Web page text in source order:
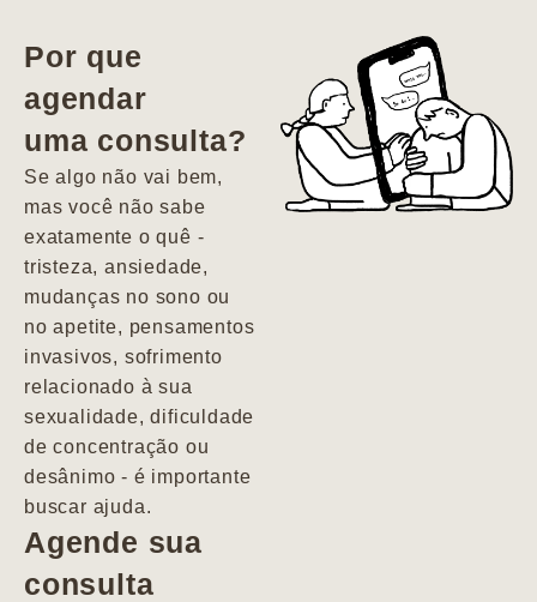
vida. Ela me
encontrou num
estado misto de
depressão e
agitação com
pensamentos
Por que
agendar
uma consulta?
Se algo não vai bem,
mas você não sabe
exatamente o quê -
tristeza, ansiedade,
mudanças no sono ou
no apetite, pensamentos
invasivos, sofrimento
relacionado à sua
sexualidade, dificuldade
de concentração ou
desânimo - é importante
buscar ajuda.
Agende sua
consulta